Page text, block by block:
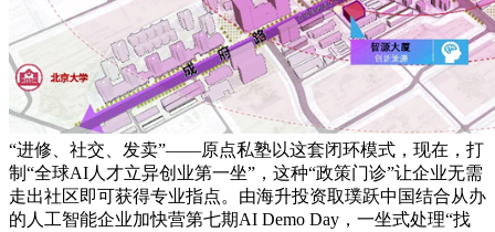
“进修、社交、发卖”——原点私塾以这套闭环模式，现在，打
制“全球AI人才立异创业第一坐”，这种“政策门诊”让企业无需
走出社区即可获得专业指点。由海升投资取璞跃中国结合从办
的人工智能企业加快营第七期AI Demo Day，一坐式处理“找